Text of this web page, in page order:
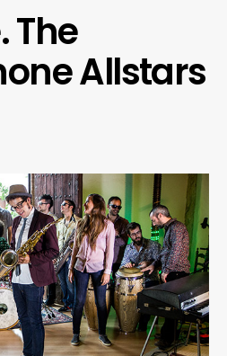
The
Allstars